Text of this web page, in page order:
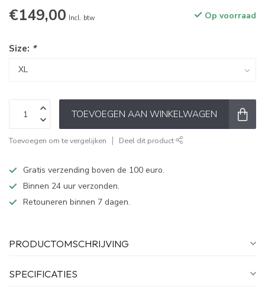
€149,00 Incl. btw Op voorraad
Size: *
TOEVOEGEN AAN WINKELWAGEN
Toevoegen om te vergelijken Deel dit product
Gratis verzending boven de 100 euro.
Binnen 24 uur verzonden.
Retouneren binnen 7 dagen.
PRODUCTOMSCHRIJVING
SPECIFICATIES